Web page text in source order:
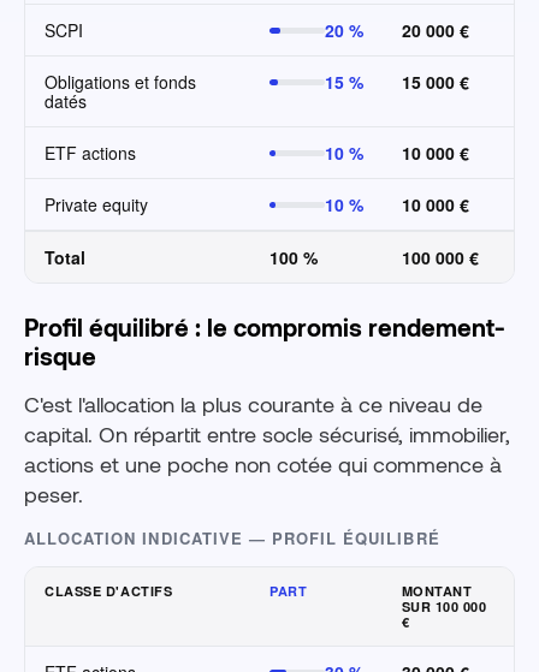
SCPI 20 % 20 000 €
Obligations et fonds
datés
15 % 15 000 €
ETF actions 10 % 10 000 €
Private equity 10 % 10 000 €
Total 100 % 100 000 €
Profil équilibré : le compromis rendement-
risque
C'est l'allocation la plus courante à ce niveau de
capital. On répartit entre socle sécurisé, immobilier,
actions et une poche non cotée qui commence à
peser.
ALLOCATION INDICATIVE — PROFIL ÉQUILIBRÉ
CLASSE D'ACTIFS PART
MONTANT
SUR 100 000
€